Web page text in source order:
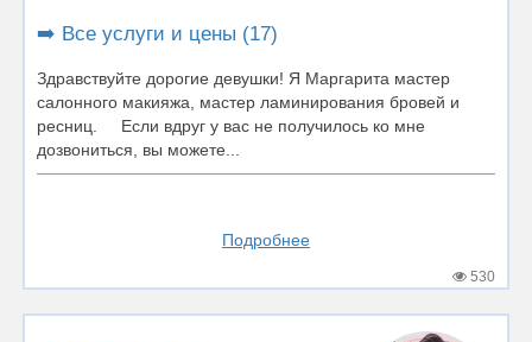
➡️ Все услуги и цены (17)
Здравствуйте дорогие девушки! Я Маргарита мастер
салонного макияжа, мастер ламинирования бровей и
ресниц. Если вдруг у вас не получилось ко мне
дозвониться, вы можете...
Подробнее
530